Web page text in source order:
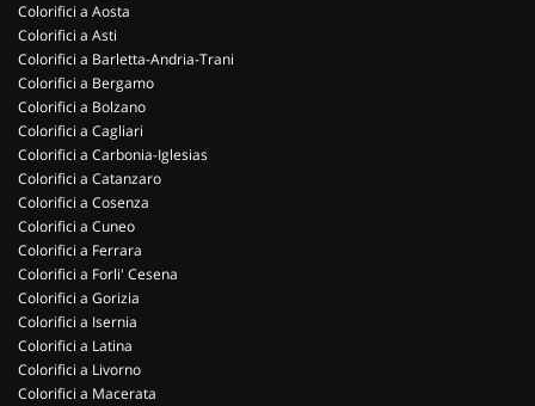
Colorifici a Aosta
Colorifici a Asti
Colorifici a Barletta-Andria-Trani
Colorifici a Bergamo
Colorifici a Bolzano
Colorifici a Cagliari
Colorifici a Carbonia-Iglesias
Colorifici a Catanzaro
Colorifici a Cosenza
Colorifici a Cuneo
Colorifici a Ferrara
Colorifici a Forli' Cesena
Colorifici a Gorizia
Colorifici a Isernia
Colorifici a Latina
Colorifici a Livorno
Colorifici a Macerata